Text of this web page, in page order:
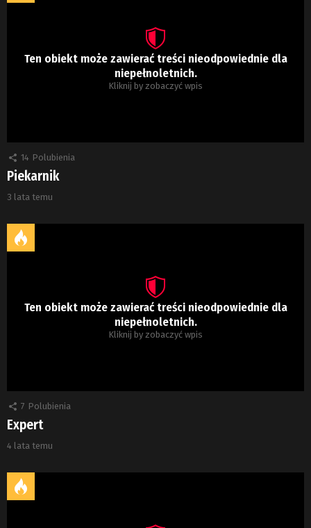
Ten obiekt może zawierać treści nieodpowiednie dla
niepełnoletnich.
Kliknij by zobaczyć wpis
14 Polubienia
Piekarnik
3 lata temu
Ten obiekt może zawierać treści nieodpowiednie dla
niepełnoletnich.
Kliknij by zobaczyć wpis
7 Polubienia
Expert
4 lata temu